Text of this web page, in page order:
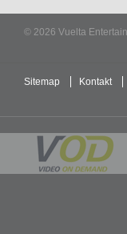
© 2026 Vuelta
Sitemap Kontakt